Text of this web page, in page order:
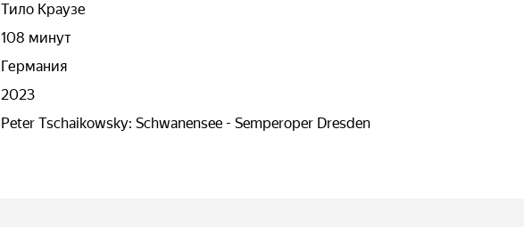
Тило Краузе
108 минут
Германия
2023
Peter Tschaikowsky: Schwanensee - Semperoper Dresden